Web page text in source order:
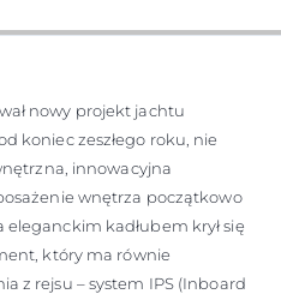
ŁÓDŹ
nowy projekt jachtu
koniec zeszłego roku, nie
innowacyjna
wnętrza początkowo
kadłubem krył się
który ma równie
z rejsu – system IPS (Inboard